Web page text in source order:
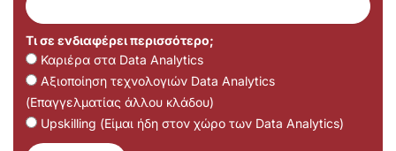
Τι σε ενδιαφέρει περισσότερο;
Καριέρα στα Data Analytics
Αξιοποίηση τεχνολογιών Data Analytics
(Επαγγελματίας άλλου κλάδου)
Upskilling (Είμαι ήδη στον χώρο των Data Analytics)